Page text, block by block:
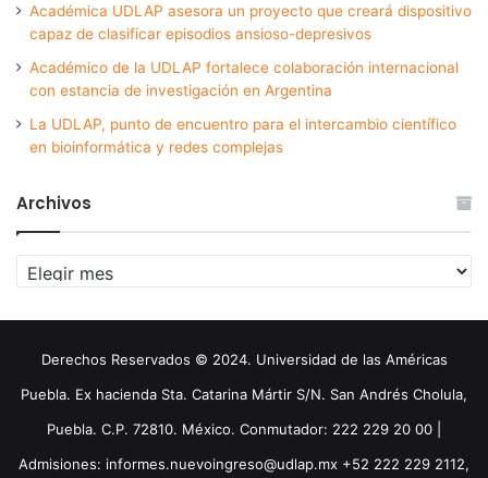
Académica UDLAP asesora un proyecto que creará dispositivo
capaz de clasificar episodios ansioso-depresivos
Académico de la UDLAP fortalece colaboración internacional
con estancia de investigación en Argentina
La UDLAP, punto de encuentro para el intercambio científico
en bioinformática y redes complejas
Archivos
Archivos
Derechos Reservados © 2024. Universidad de las Américas
Puebla. Ex hacienda Sta. Catarina Mártir S/N. San Andrés Cholula,
Puebla. C.P. 72810. México. Conmutador: 222 229 20 00 |
Admisiones: informes.nuevoingreso@udlap.mx +52 222 229 2112,